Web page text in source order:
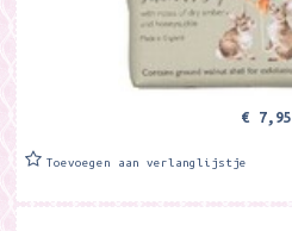
€ 7,95
Toevoegen aan verlanglijstje